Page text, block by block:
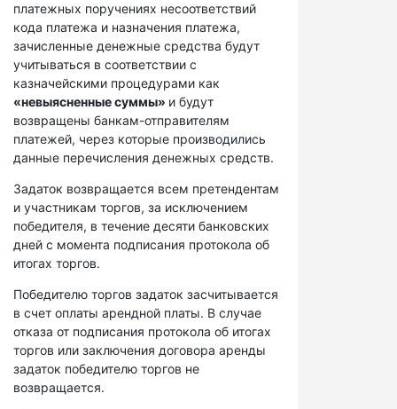
платежных поручениях несоответствий
кода платежа и назначения платежа,
зачисленные денежные средства будут
учитываться в соответствии с
казначейскими процедурами как
«невыясненные суммы» и будут
возвращены банкам-отправителям
платежей, через которые производились
данные перечисления денежных средств.
Задаток возвращается всем претендентам
и участникам торгов, за исключением
победителя, в течение десяти банковских
дней с момента подписания протокола об
итогах торгов.
Победителю торгов задаток засчитывается
в счет оплаты арендной платы. В случае
отказа от подписания протокола об итогах
торгов или заключения договора аренды
задаток победителю торгов не
возвращается.